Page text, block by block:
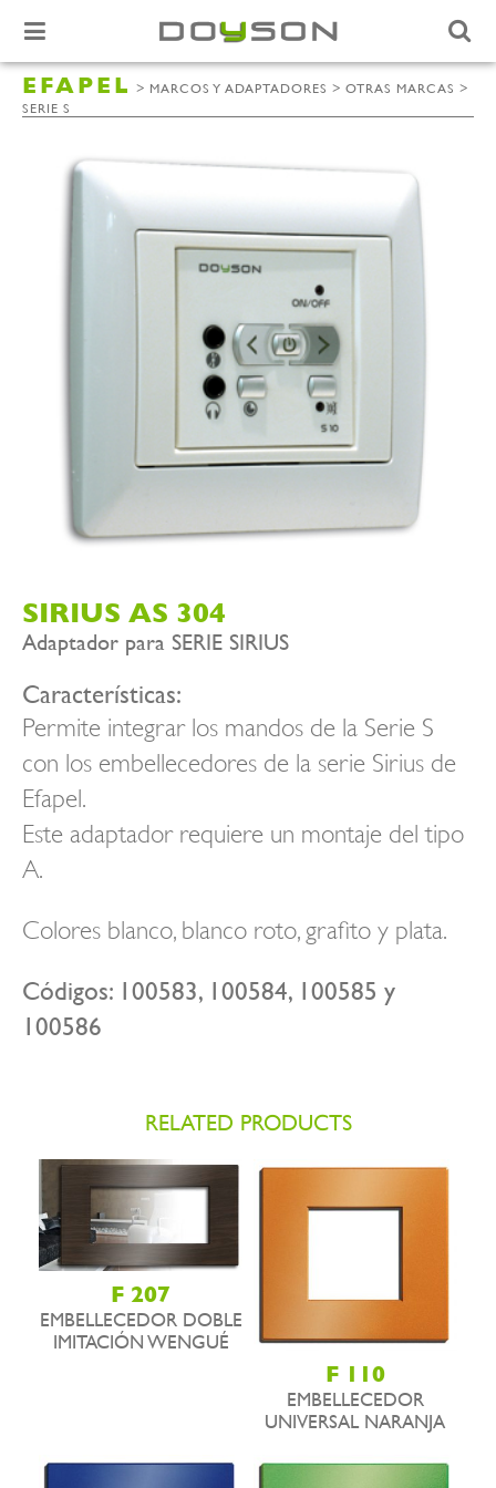
EFAPEL > MARCOS Y ADAPTADORES > OTRAS MARCAS >
SERIE S
SIRIUS AS 304
Adaptador para SERIE SIRIUS
Características:
Permite integrar los mandos de la Serie S
con los embellecedores de la serie Sirius de
Efapel.
Este adaptador requiere un montaje del tipo
A.
Colores blanco, blanco roto, grafito y plata.
Códigos: 100583, 100584, 100585 y
100586
RELATED PRODUCTS
F 207
EMBELLECEDOR DOBLE
IMITACIÓN WENGUÉ
F 110
EMBELLECEDOR
UNIVERSAL NARANJA